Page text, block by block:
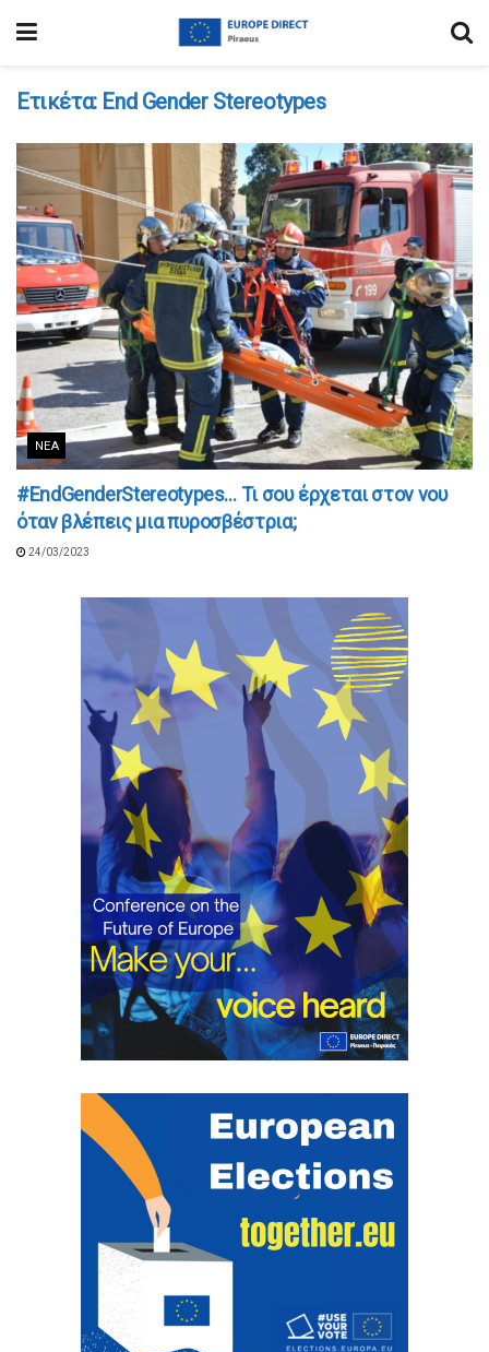
Ετικέτα: End Gender Stereotypes
ΝΈΑ
#EndGenderStereotypes… Τι σου έρχεται στον νου
όταν βλέπεις μια πυροσβέστρια;
24/03/2023